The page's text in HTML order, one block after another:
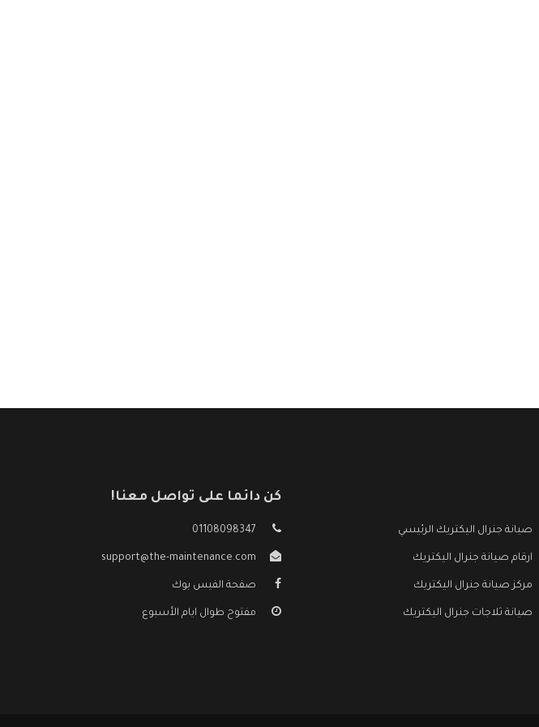
صيانة جنرال اليكتريك الرئيسي
ارقام صيانة جنرال اليكتريك
مركز صيانة جنرال اليكتريك
صيانة ثلاجات جنرال اليكتريك
كن دائما على تواصل معنا!
01108098347
support@the-maintenance.com
صفحة الفيس بوك
مفتوح طوال ايام الأسبوع